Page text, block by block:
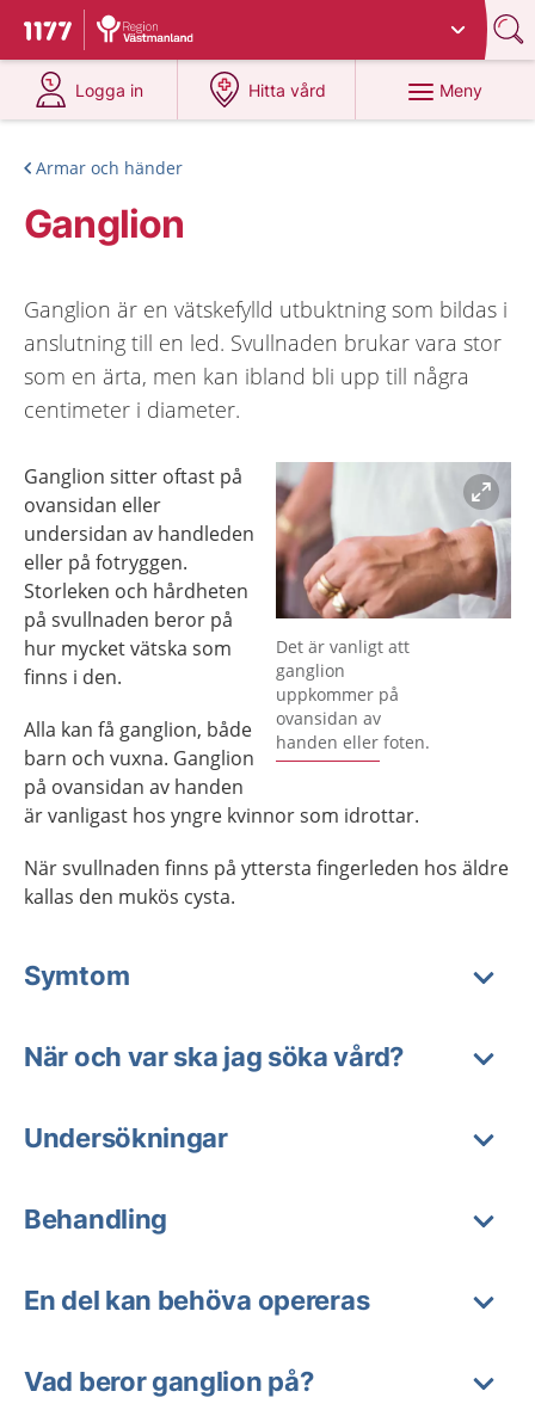
Till startsidan för 1177
Du har valt region
Logga in
på 1177.se
Hitta vård
på 1177.se
Meny
Armar och händer
Ganglion
Ganglion är en vätskefylld utbuktning som bildas i
anslutning till en led. Svullnaden brukar vara stor
som en ärta, men kan ibland bli upp till några
centimeter i diameter.
Förstora bilden
Det är vanligt att
ganglion
uppkommer på
ovansidan av
handen eller foten.
Ganglion sitter oftast på
ovansidan eller
undersidan av handleden
eller på fotryggen.
Storleken och hårdheten
på svullnaden beror på
hur mycket vätska som
finns i den.
Alla kan få ganglion, både
barn och vuxna. Ganglion
på ovansidan av handen
är vanligast hos yngre kvinnor som idrottar.
När svullnaden finns på yttersta fingerleden hos äldre
kallas den mukös cysta.
Symtom
När och var ska jag söka vård?
Undersökningar
Behandling
En del kan behöva opereras
Vad beror ganglion på?